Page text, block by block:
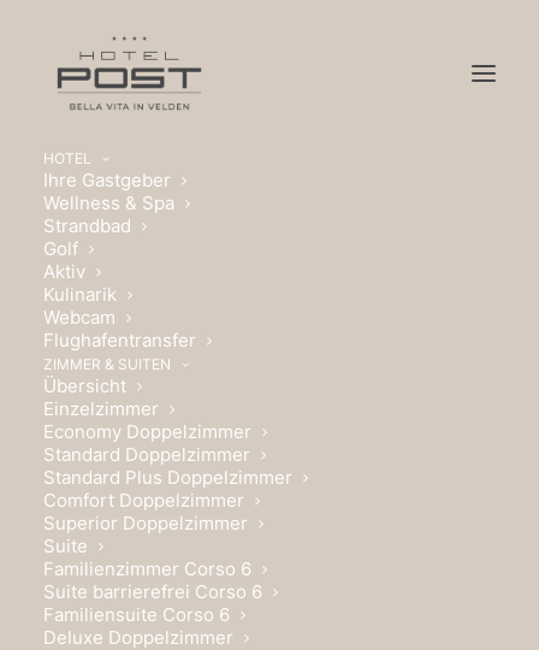
HOTEL
Ihre Gastgeber
Wellness & Spa
Strandbad
Golf
Aktiv
Kulinarik
Webcam
Flughafentransfer
ZIMMER & SUITEN
Übersicht
Einzelzimmer
Economy Doppelzimmer
Standard Doppelzimmer
Standard Plus Doppelzimmer
Comfort Doppelzimmer
Superior Doppelzimmer
Suite
Familienzimmer Corso 6
Suite barrierefrei Corso 6
Familiensuite Corso 6
Deluxe Doppelzimmer
WILLKOMMEN, SCHÖNES
LEBEN.
WILLKOMMEN IM
WRANNIVERSUM.